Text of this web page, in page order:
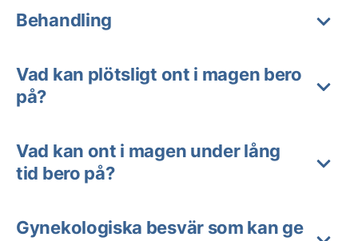
Behandling
Vad kan plötsligt ont i magen bero
på?
Vad kan ont i magen under lång
tid bero på?
Gynekologiska besvär som kan ge